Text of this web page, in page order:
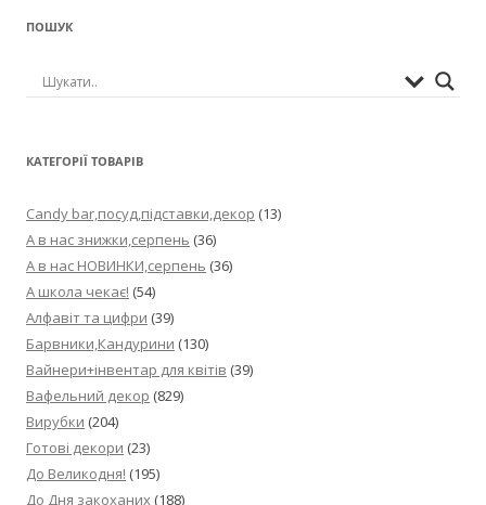
ПОШУК
КАТЕГОРІЇ ТОВАРІВ
Candy bar,посуд,підставки,декор (13)
А в нас знижки,серпень (36)
А в нас НОВИНКИ,серпень (36)
А школа чекає! (54)
Алфавіт та цифри (39)
Барвники,Кандурини (130)
Вайнери+інвентар для квітів (39)
Вафельний декор (829)
Вирубки (204)
Готові декори (23)
До Великодня! (195)
До Дня закоханих (188)